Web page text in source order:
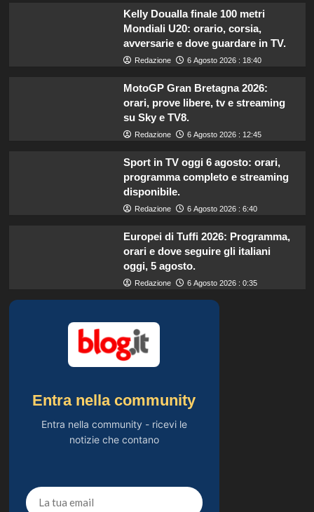
Kelly Doualla finale 100 metri
Mondiali U20: orario, corsia,
avversarie e dove guardare in TV.
Redazione 6 Agosto 2026 : 18:40
MotoGP Gran Bretagna 2026:
orari, prove libere, tv e streaming
su Sky e TV8.
Redazione 6 Agosto 2026 : 12:45
Sport in TV oggi 6 agosto: orari,
programma completo e streaming
disponibile.
Redazione 6 Agosto 2026 : 6:40
Europei di Tuffi 2026: Programma,
orari e dove seguire gli italiani
oggi, 5 agosto.
Redazione 6 Agosto 2026 : 0:35
Entra nella community
Entra nella community - ricevi le
notizie che contano